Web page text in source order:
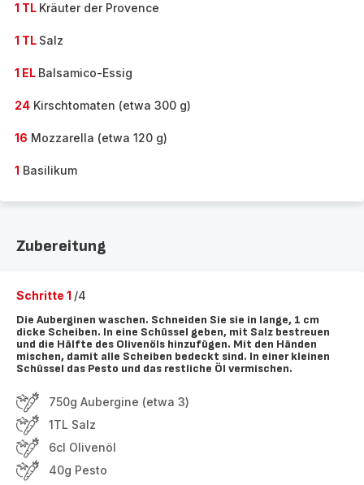
1 TL Kräuter der Provence
1 TL Salz
1 EL Balsamico-Essig
24 Kirschtomaten (etwa 300 g)
16 Mozzarella (etwa 120 g)
1 Basilikum
Zubereitung
Schritte 1 /4
Die Auberginen waschen. Schneiden Sie sie in lange, 1 cm
dicke Scheiben. In eine Schüssel geben, mit Salz bestreuen
und die Hälfte des Olivenöls hinzufügen. Mit den Händen
mischen, damit alle Scheiben bedeckt sind. In einer kleinen
Schüssel das Pesto und das restliche Öl vermischen.
750g Aubergine (etwa 3)
1TL Salz
6cl Olivenöl
40g Pesto